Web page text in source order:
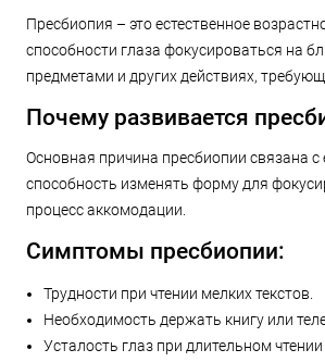
Пресбиопия – это естественное
способности глаза фокусироваться на
предметами и других действиях,
Почему развивается
Основная причина пресбиопии связана с
способность изменять форму для
процесс аккомодации.
Симптомы пресбиопии:
Трудности при чтении мелких текстов.
Необходимость держать книгу или
Усталость глаз при длительном